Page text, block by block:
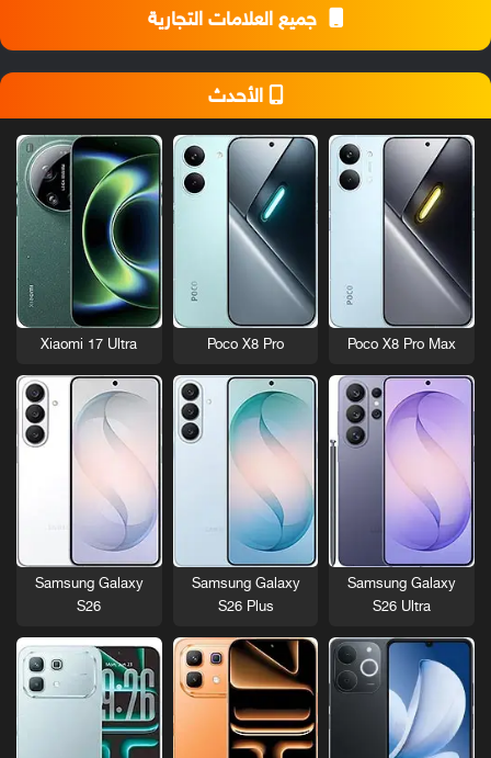
جميع العلامات التجارية
الأحدث
Poco X8 Pro Max
Poco X8 Pro
Xiaomi 17 Ultra
Samsung Galaxy
S26 Ultra
Samsung Galaxy
S26 Plus
Samsung Galaxy
S26